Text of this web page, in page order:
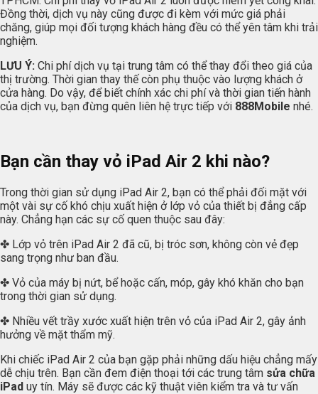
Đồng thời, dịch vụ này cũng được đi kèm với mức giá phải
chăng, giúp mọi đối tượng khách hàng đều có thể yên tâm khi trải
nghiệm.
LƯU Ý: Chi phí dịch vụ tại trung tâm có thể thay đổi theo giá của
thị trường. Thời gian thay thế còn phụ thuộc vào lượng khách ở
cửa hàng. Do vậy, để biết chính xác chi phí và thời gian tiến hành
của dịch vụ, bạn đừng quên liên hệ trực tiếp với 888Mobile nhé.
Bạn cần thay vỏ iPad Air 2 khi nào?
Trong thời gian sử dụng iPad Air 2, bạn có thể phải đối mặt với
một vài sự cố khó chịu xuất hiện ở lớp vỏ của thiết bị đẳng cấp
này. Chẳng hạn các sự cố quen thuộc sau đây:
✤ Lớp vỏ trên iPad Air 2 đã cũ, bị tróc sơn, không còn vẻ đẹp
sang trọng như ban đầu.
✤ Vỏ của máy bị nứt, bể hoặc cấn, móp, gây khó khăn cho bạn
trong thời gian sử dụng.
✤ Nhiều vết trầy xước xuất hiện trên vỏ của iPad Air 2, gây ảnh
hưởng về mặt thẩm mỹ.
Khi chiếc iPad Air 2 của bạn gặp phải những dấu hiệu chẳng mấy
dễ chịu trên. Bạn cần đem điện thoại tới các trung tâm sửa chữa
iPad uy tín. Máy sẽ được các kỹ thuật viên kiểm tra và tư vấn